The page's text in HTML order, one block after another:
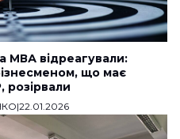
МВА відреагували:
що має
розірвали
|22.01.2026